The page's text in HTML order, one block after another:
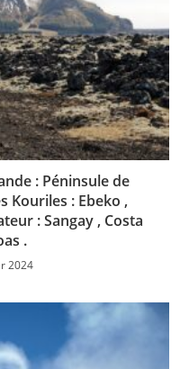
: Péninsule de
Kouriles : Ebeko ,
: Sangay , Costa
.
2024